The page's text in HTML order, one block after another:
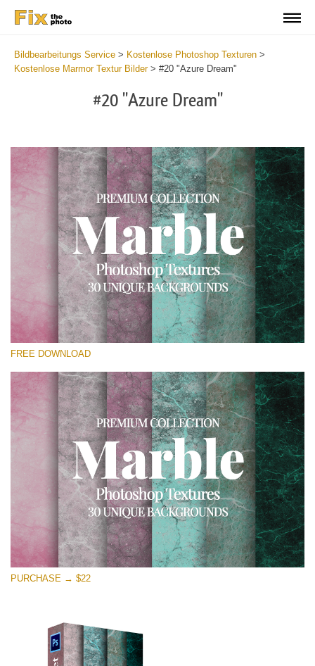
Bildbearbeitungs Service > Kostenlose Photoshop Texturen >
Kostenlose Marmor Textur Bilder> #20 "Azure Dream"
#20 "Azure Dream"
Bitte wählen Sie
Small 800*533px
Real Marble
(30 Textures)
Large 6000*4000px
Entire Collection
(1783 Overlays)
Large 6000*4000px
Kostenloser Download
FREE DOWNLOAD
PURCHASE → $22